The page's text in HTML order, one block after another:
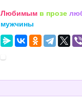
Любимым в прозе
мужчины